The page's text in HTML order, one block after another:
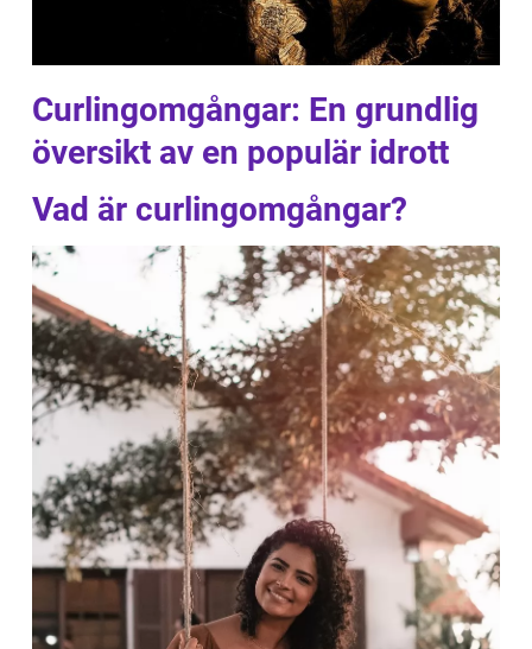
Curlingomgångar: En grundlig
översikt av en populär idrott
Vad är curlingomgångar?